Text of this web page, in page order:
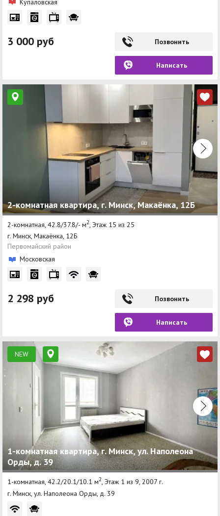
Купаловская
3 000 руб Позвонить
Написать
2-комнатная квартира, г. Минск, Макаёнка, 12Б
2-комнатная, 42.8/37.8/- м2 , Этаж 15 из 25
г. Минск, Макаёнка, 12Б
Первомайский район
Московская
2 298 руб Позвонить
Написать
NEW
1-комнатная квартира, г. Минск, ул. Наполеона
Орды, д. 39
1-комнатная, 42.2/20.1/10.1 м2, Этаж 1 из 9, 2007 г.
г. Минск, ул. Наполеона Орды, д. 39